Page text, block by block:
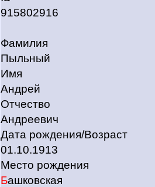
915802916
Фамилия
Пыльный
Имя
Андрей
Отчество
Андреевич
Дата рождения/Возраст
01.10.1913
Место рождения
Башковская